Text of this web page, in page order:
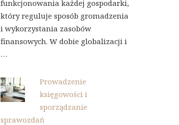
funkcjonowania każdej gospodarki,
który reguluje sposób gromadzenia
i wykorzystania zasobów
finansowych. W dobie globalizacji i
…
Prowadzenie
księgowości i
sporządzanie
sprawozdań